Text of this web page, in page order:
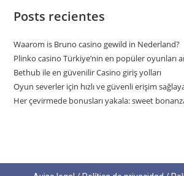
Posts recientes
Waarom is Bruno casino gewild in Nederland?
Plinko casino Türkiye’nin en popüler oyunları
Bethub ile en güvenilir Casino giriş yolları
Oyun severler için hızlı ve güvenli erişim
Her çevirmede bonusları yakala: sweet